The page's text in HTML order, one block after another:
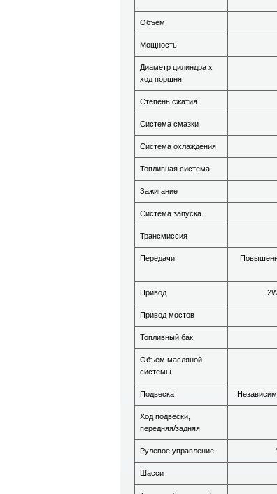
Объем
Мощность
Диаметр цилиндра х
ход поршня
Степень сжатия
Система смазки
Система охлаждения
Топливная система
Зажигание
Система запуска
Трансмиссия
Передачи
Привод
Привод мостов
Топливный бак
Объем масляной
системы
Подвеска
Ход подвески,
передняя/задняя
Рулевое управление
Шасси